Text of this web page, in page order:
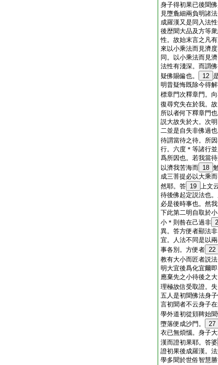
身子得初果已後聞
見墮麁細兩負明諸
成羅漢又是同入法
後歴聞大品及方等
性。故始末言之凡
來以小乘法而見濟
同。以小乘法而見
法性有淺深。而謂
疑佛賜偏也。
12
明昔疑悔既除今得
標章門次釋章門。
復尋究失在於我。
所以者何下釋章門
説大故失於大。次
二並是自失非佛過
待謂當待之待。所
行。六度＊等諸行
爲所因也。若我當
以濟我苦海而 18
成三菩提必以大乘
然耶。答 19 上文
待後佛起定説法也
必是後時事也。然
下此第二明自取於
小＊則咎在己過非
異。答方便者顯法
宜。人法不同是以
事各別。方便者 22
教有大小而匠者説
明大宜後爲化宜爾
應棄先之小待後之
理極故信受取證。
五人是初聞佛法身
言初聞者不云身子
學外道初從頞鞞始
墮落便成沙門。
27
衣已無煩惱。身子
漢而證初果耶。答婆
證初果後成羅漢。
學多聞於世俗智慧